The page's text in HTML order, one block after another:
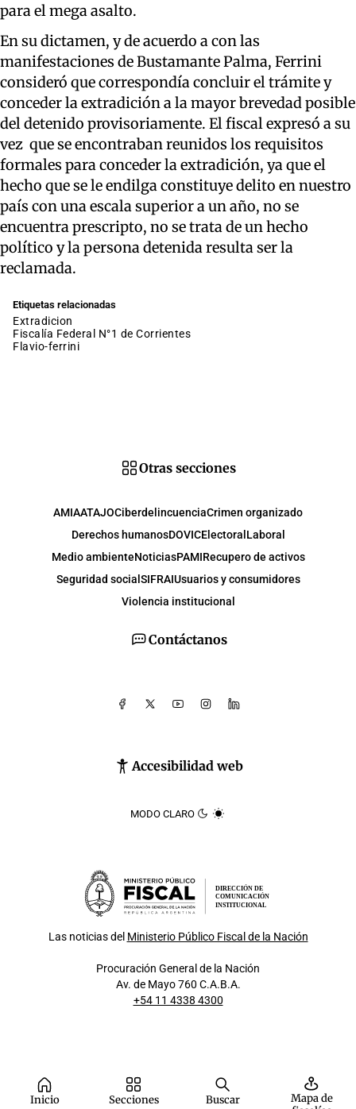
para el mega asalto.
En su dictamen, y de acuerdo a con las
manifestaciones de Bustamante Palma, Ferrini
consideró que correspondía concluir el trámite y
conceder la extradición a la mayor brevedad posible
del detenido provisoriamente. El fiscal expresó a su
vez que se encontraban reunidos los requisitos
formales para conceder la extradición, ya que el
hecho que se le endilga constituye delito en nuestro
país con una escala superior a un año, no se
encuentra prescripto, no se trata de un hecho
político y la persona detenida resulta ser la
reclamada.
Etiquetas relacionadas
extradicion
Fiscalía Federal N°1 de Corrientes
flavio-ferrini
Inicio Secciones Buscar
Mapa de
Contáctanos
Accesibilidad web
MODO CLARO
Otras secciones
AMIAATAJOCiberdelincuenciaCrimen organizado
Derechos humanosDOVICElectoral Laboral
Medio ambienteNoticiasPAMIRecupero de activos
Seguridad social SIFRAIUsuarios y consumidores
Violencia institucional
DIRECCIÓN DE
COMUNICACIÓN
INSTITUCIONAL
Las noticias del Ministerio Público Fiscal de la Nación
Procuración General de la Nación
Av. de Mayo 760 C.A.B.A.
+54 11 4338 4300